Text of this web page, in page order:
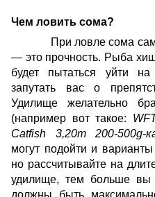
Чем ловить сома?
При ловле сома
— это прочность. Рыба
будет пытаться уйти
запутать вас о
Удилище желательно
(например вот такое:
Catfish 3,20m 200-500g-
могут подойти и
но рассчитывайте на
удилище, тем больше вы
должны быть